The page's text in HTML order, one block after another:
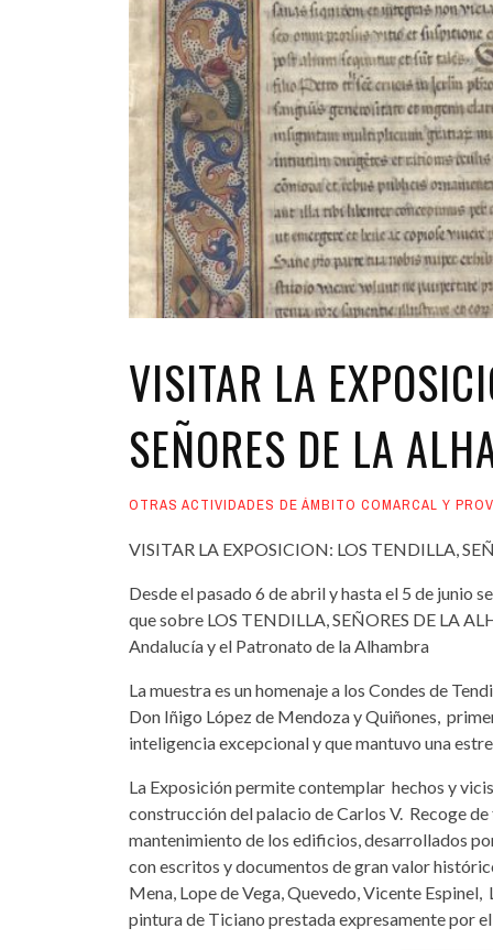
VISITAR LA
SEÑORES DE LA
OTRAS ACTIVIDADES DE ÁMBITO COMARCAL Y
VISITAR LA EXPOSICION: LOS TENDILLA,
Desde el pasado 6 de abril y hasta el 5 de junio
que sobre LOS TENDILLA, SEÑORES DE LA
Andalucía y el Patronato de la Alhambra
La muestra es un homenaje a los Condes de
Don Iñigo López de Mendoza y Quiñones,
inteligencia excepcional y que mantuvo una
La Exposición permite contemplar hechos y
construcción del palacio de Carlos V. Recoge
mantenimiento de los edificios, desarrollados
con escritos y documentos de gran valor
Mena, Lope de Vega, Quevedo, Vicente
pintura de Ticiano prestada expresamente por